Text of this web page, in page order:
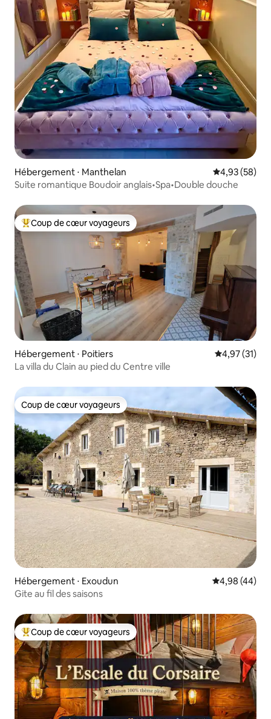
Hébergement ⋅ Manthelan Évaluation
4,93 (58)
Suite romantique Boudoir anglais•Spa•Double douche
Coups de cœur voyageurs les plus appréciés
Coup de cœur voyageurs
Hébergement ⋅ Poitiers Évaluation
4,97 (31)
La villa du Clain au pied du Centre ville
Coup de cœur voyageurs
Coup de cœur voyageurs
Hébergement ⋅ Exoudun Évaluation
4,98 (44)
Gite au fil des saisons
Coups de cœur voyageurs les plus appréciés
Coup de cœur voyageurs